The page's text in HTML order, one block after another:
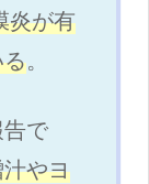
炎が有
。
で
やヨ